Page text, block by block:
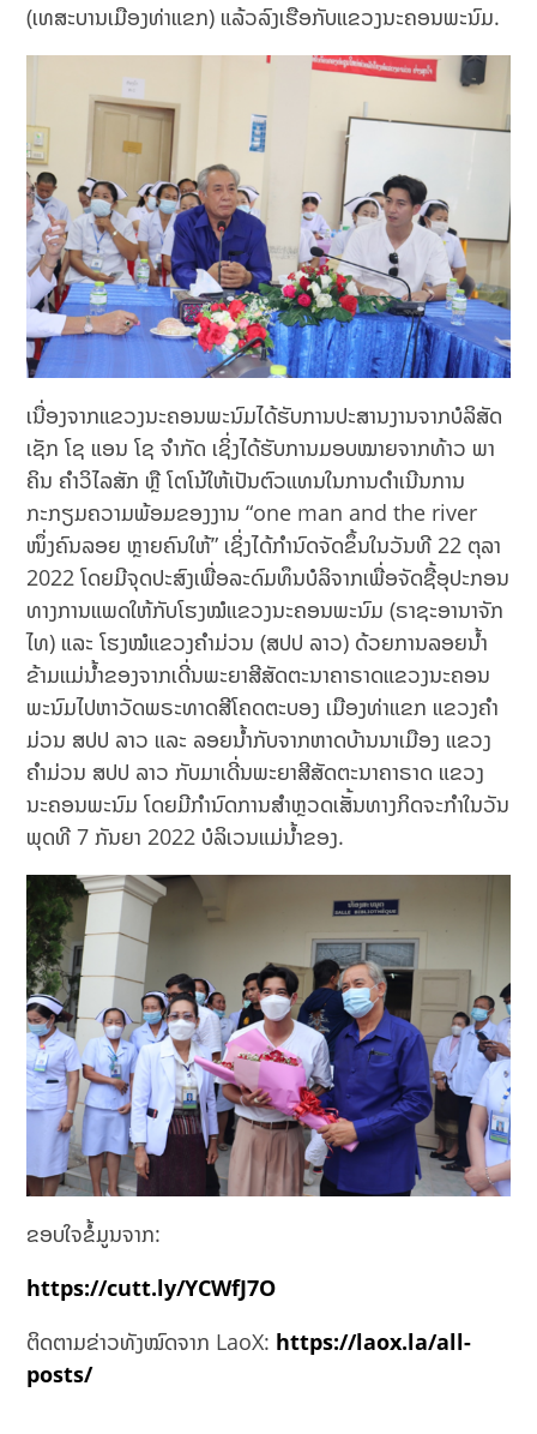
(ເທສະບານເມືອງທ່າແຂກ) ແລ້ວລົງເຮືອກັບແຂວງນະຄອນພະນົມ.
ເນື່ອງຈາກແຂວງນະຄອນພະນົມໄດ້ຮັບການປະສານງານຈາກບໍລິສັດ
ເຊັກ ໂຊ ແອນ ໂຊ ຈໍາກັດ ເຊິ່ງໄດ້ຮັບການມອບໝາຍຈາກທ້າວ ພາ
ຄິນ ຄໍາວິໄລສັກ ຫຼື ໂຕໂນ້ໃຫ້ເປັນຕົວແທນໃນການດໍາເນີນການ
ກະກຽມຄວາມພ້ອມຂອງງານ “one man and the river
ໜຶ່ງຄົນລອຍ ຫຼາຍຄົນໃຫ້” ເຊິ່ງໄດ້ກໍານົດຈັດຂຶ້ນໃນວັນທີ 22 ຕຸລາ
2022 ໂດຍມີຈຸດປະສົງເພື່ອລະດົມທຶນບໍລິຈາກເພື່ອຈັດຊື້ອຸປະກອນ
ທາງການແພດໃຫ້ກັບໂຮງໝໍແຂວງນະຄອນພະນົມ (ຣາຊະອານາຈັກ
ໄທ) ແລະ ໂຮງໝໍແຂວງຄໍາມ່ວນ (ສປປ ລາວ) ດ້ວຍການລອຍນໍ້າ
ຂ້າມແມ່ນໍ້າຂອງຈາກເດີ່ນພະຍາສີສັດຕະນາຄາຣາດແຂວງນະຄອນ
ພະນົມໄປຫາວັດພຣະທາດສີໂຄດຕະບອງ ເມືອງທ່າແຂກ ແຂວງຄໍາ
ມ່ວນ ສປປ ລາວ ແລະ ລອຍນໍ້າກັບຈາກຫາດບ້ານນາເມືອງ ແຂວງ
ຄໍາມ່ວນ ສປປ ລາວ ກັບມາເດີ່ນພະຍາສີສັດຕະນາຄາຣາດ ແຂວງ
ນະຄອນພະນົມ ໂດຍມີກໍານົດການສໍາຫຼວດເສັ້ນທາງກິດຈະກໍາໃນວັນ
ພຸດທີ 7 ກັນຍາ 2022 ບໍລິເວນແມ່ນໍ້າຂອງ.
ຂອບໃຈຂໍ້ມູນຈາກ:
https://cutt.ly/YCWfJ7O
ຕິດຕາມຂ່າວທັງໝົດຈາກ LaoX: https://laox.la/all-
posts/